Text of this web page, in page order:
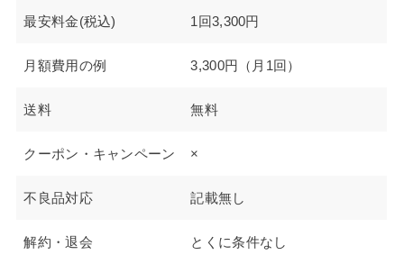
最安料金(税込) 1回3,300円
月額費用の例 3,300円（月1回）
送料 無料
クーポン・キャンペーン ×
不良品対応 記載無し
解約・退会 とくに条件なし